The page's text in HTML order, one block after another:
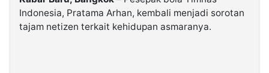
Indonesia, Pratama Arhan, kembali menjadi sorotan
tajam netizen terkait kehidupan asmaranya.